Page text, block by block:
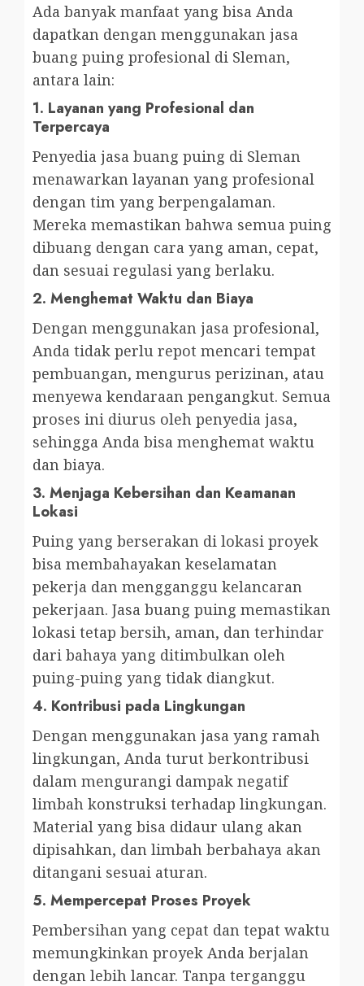
Ada banyak manfaat yang bisa Anda
dapatkan dengan menggunakan jasa
buang puing profesional di Sleman,
antara lain:
1. Layanan yang Profesional dan
Terpercaya
Penyedia jasa buang puing di Sleman
menawarkan layanan yang profesional
dengan tim yang berpengalaman.
Mereka memastikan bahwa semua puing
dibuang dengan cara yang aman, cepat,
dan sesuai regulasi yang berlaku.
2. Menghemat Waktu dan Biaya
Dengan menggunakan jasa profesional,
Anda tidak perlu repot mencari tempat
pembuangan, mengurus perizinan, atau
menyewa kendaraan pengangkut. Semua
proses ini diurus oleh penyedia jasa,
sehingga Anda bisa menghemat waktu
dan biaya.
3. Menjaga Kebersihan dan Keamanan
Lokasi
Puing yang berserakan di lokasi proyek
bisa membahayakan keselamatan
pekerja dan mengganggu kelancaran
pekerjaan. Jasa buang puing memastikan
lokasi tetap bersih, aman, dan terhindar
dari bahaya yang ditimbulkan oleh
puing-puing yang tidak diangkut.
4. Kontribusi pada Lingkungan
Dengan menggunakan jasa yang ramah
lingkungan, Anda turut berkontribusi
dalam mengurangi dampak negatif
limbah konstruksi terhadap lingkungan.
Material yang bisa didaur ulang akan
dipisahkan, dan limbah berbahaya akan
ditangani sesuai aturan.
5. Mempercepat Proses Proyek
Pembersihan yang cepat dan tepat waktu
memungkinkan proyek Anda berjalan
dengan lebih lancar. Tanpa terganggu